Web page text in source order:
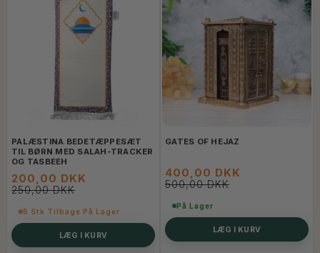
PALÆSTINA BEDETÆPPESÆT
TIL BØRN MED SALAH-TRACKER
OG TASBEEH
200,00 DKK
250,00 DKK
5 Stk Tilbage På Lager
LÆG I KURV
GATES OF HEJAZ
400,00 DKK
500,00 DKK
På Lager
LÆG I KURV